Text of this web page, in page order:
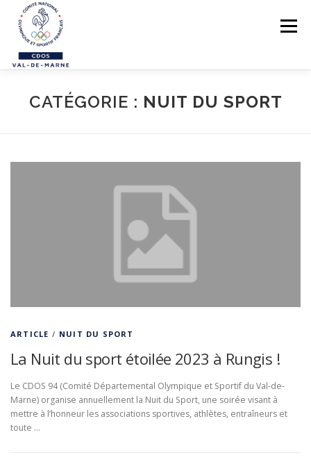
Aller au contenu
Menu
NOS ACTIONS
STRUCTUREZ-VOUS !
LE RÉSEAU SPORTIF 94
CONTACTS
CATÉGORIE : NUIT DU SPORT
ARTICLE / NUIT DU SPORT
La Nuit du sport étoilée 2023 à Rungis !
Le CDOS 94 (Comité Départemental Olympique et Sportif du Val-de-
Marne) organise annuellement la Nuit du Sport, une soirée visant à
mettre à l’honneur les associations sportives, athlètes, entraîneurs et
toute …